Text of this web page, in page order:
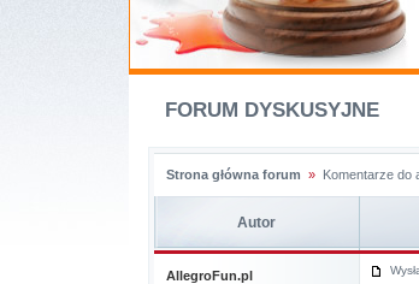
FORUM DYSKUSYJNE
Strona główna forum » Komentarze do
Autor
AllegroFun.pl